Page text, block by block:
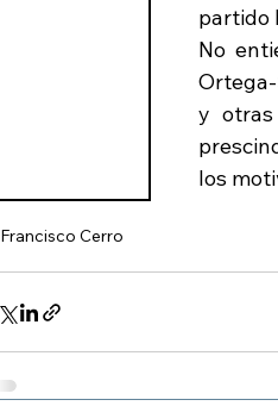
Francisco Cerro
partido
No
y
los